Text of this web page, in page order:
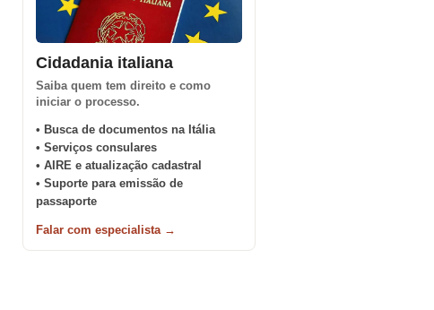
Cidadania italiana
Saiba quem tem direito e como
iniciar o processo.
• Busca de documentos na Itália
• Serviços consulares
• AIRE e atualização cadastral
• Suporte para emissão de
passaporte
Falar com especialista →